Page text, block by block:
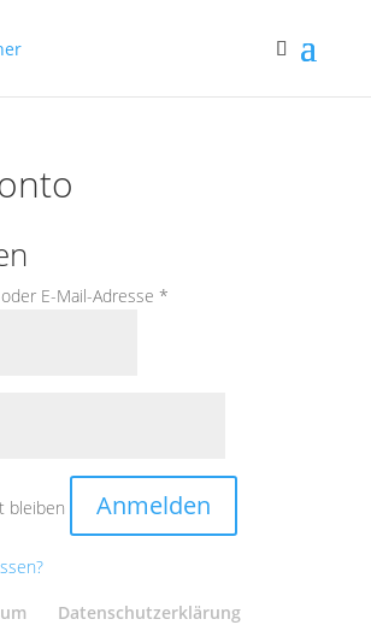
E-Mail-Adresse *Erforderlich
bleiben Anmelden
Datenschutzerklärung